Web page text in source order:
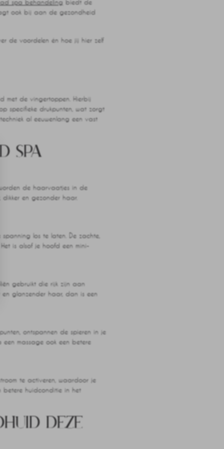
spa behandeling biedt de
ook bij aan de gezondheid
de voordelen én hoe jij hier zelf
met de vingertoppen. Hierbij
specifieke drukpunten, wat zorgt
al eeuwenlang een vast
SPA
de haarvaatjes in de
dikker en gezonder haar.
los te laten. De zachte,
is alsof je hoofd een mini-
gebruikt die rijk zijn aan
en glanzender haar, dan is een
ontspannen de spieren in je
een massage ook een betere
te activeren, waardoor je
betere huidconditie in het
DEZE